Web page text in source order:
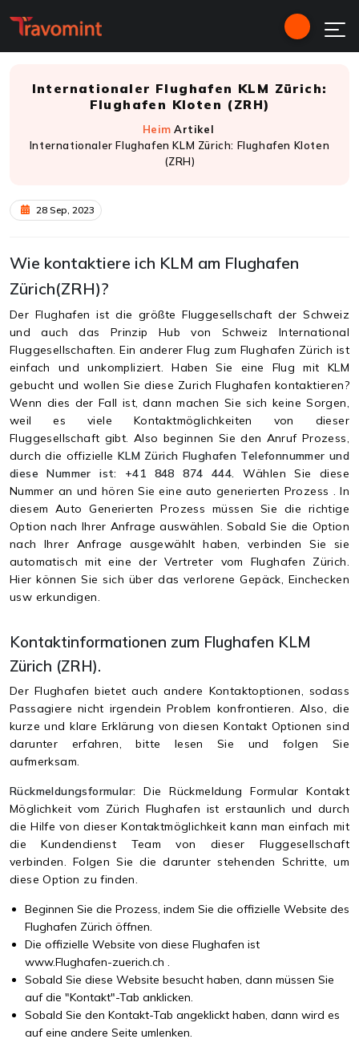
Internationaler Flughafen KLM Zürich:
Flughafen Kloten (ZRH)
Heim Artikel
Internationaler Flughafen KLM Zürich: Flughafen Kloten
(ZRH)
28 Sep, 2023
Wie kontaktiere ich KLM am Flughafen
Zürich(ZRH)?
Der Flughafen ist die größte Fluggesellschaft der Schweiz
und auch das Prinzip Hub von Schweiz International
Fluggesellschaften. Ein anderer Flug zum Flughafen Zürich ist
einfach und unkompliziert. Haben Sie eine Flug mit KLM
gebucht und wollen Sie diese Zurich Flughafen kontaktieren?
Wenn dies der Fall ist, dann machen Sie sich keine Sorgen,
weil es viele Kontaktmöglichkeiten von dieser
Fluggesellschaft gibt. Also beginnen Sie den Anruf Prozess,
durch die offizielle KLM Zürich Flughafen Telefonnummer und
diese Nummer ist: +41 848 874 444.
Wählen Sie diese
Nummer an und hören Sie eine auto generierten Prozess . In
diesem Auto Generierten Prozess müssen Sie die richtige
Option nach Ihrer Anfrage auswählen. Sobald Sie die Option
nach Ihrer Anfrage ausgewählt haben, verbinden Sie sie
automatisch mit eine der Vertreter vom Flughafen Zürich.
Hier können Sie sich über das verlorene Gepäck, Einchecken
usw erkundigen.
Kontaktinformationen zum Flughafen KLM
Zürich (ZRH).
Der Flughafen bietet auch andere Kontaktoptionen, sodass
Passagiere nicht irgendein Problem konfrontieren. Also, die
kurze und klare Erklärung von diesen Kontakt Optionen sind
darunter erfahren, bitte lesen Sie und folgen Sie
aufmerksam.
Rückmeldungsformular: Die Rückmeldung Formular Kontakt
Möglichkeit vom Zürich Flughafen ist erstaunlich und durch
die Hilfe von dieser Kontaktmöglichkeit kann man einfach mit
die Kundendienst Team von dieser Fluggesellschaft
verbinden. Folgen Sie die darunter stehenden Schritte, um
diese Option zu finden.
Beginnen Sie die Prozess, indem Sie die offizielle Website des
Flughafen Zürich öffnen.
Die offizielle Website von diese Flughafen ist
www.Flughafen-zuerich.ch .
Sobald Sie diese Website besucht haben, dann müssen Sie
auf die "Kontakt"-Tab anklicken.
Sobald Sie den Kontakt-Tab angeklickt haben, dann wird es
auf eine andere Seite umlenken.